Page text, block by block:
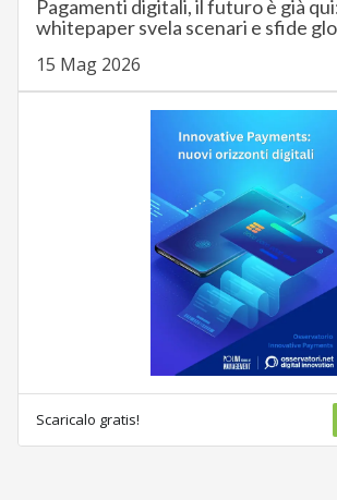
Pagamenti digitali, il futuro è già
whitepaper svela scenari e sfide
15 Mag 2026
Scaricalo gratis!